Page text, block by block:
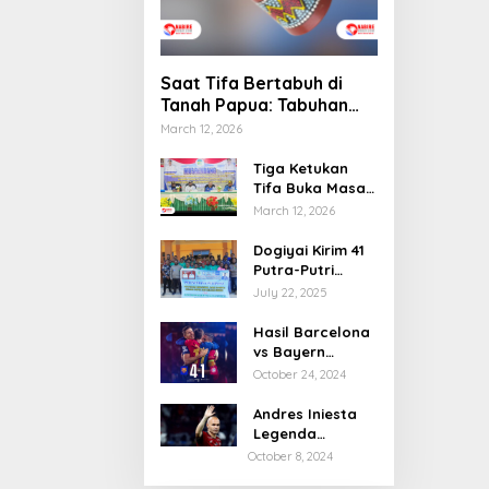
Saat Tifa Bertabuh di
Tanah Papua: Tabuhan
Tradisi yang Menyatukan
Sosial
March 12, 2026
Tiga Ketukan
Tifa Buka Masa
Depan Dogiyai,
Tebai Resmi
Mulai
Musrenbang
March 12, 2026
Dogiyai Kirim 41
Putra-Putri
Terbaik ke India
Komitmen Nyata
Bupati Dogiyai
Mencetak
Depan
July 22, 2025
Hasil Barcelona
vs Bayern
Munchen: 4-1
October 24, 2024
Andres Iniesta
Legenda
Barcelona
October 8, 2024